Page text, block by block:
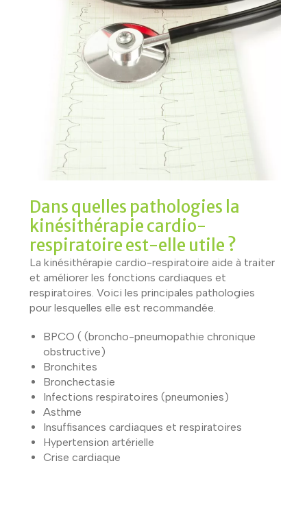
Dans quelles pathologies la
kinésithérapie cardio-
respiratoire est-elle utile ?
La kinésithérapie cardio-respiratoire aide à traiter
et améliorer les fonctions cardiaques et
respiratoires. Voici les principales pathologies
pour lesquelles elle est recommandée.
BPCO ( (broncho-pneumopathie chronique
obstructive)
Bronchites
Bronchectasie
Infections respiratoires (pneumonies)
Asthme
Insuffisances cardiaques et respiratoires
Hypertension artérielle
Crise cardiaque